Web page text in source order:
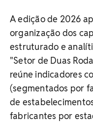
A edição de 2026
organização dos
estruturado e
"Setor de Duas
reúne indicadores
(segmentados por
de
fabricantes por